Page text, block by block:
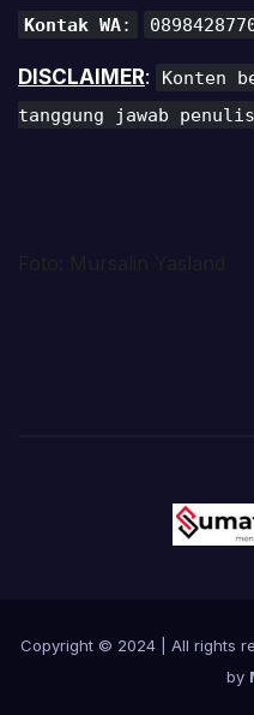
Kontak WA:
DISCLAIMER:
Konten
tanggung jawab
Copyright © 2024 | All rights
by